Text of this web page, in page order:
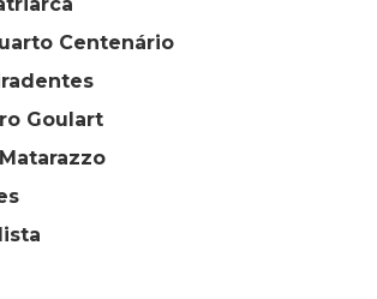
Centenário
Goulart